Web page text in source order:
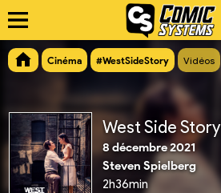
Cinéma #WestSideStory Vidéos
West Side Story
8 décembre 2021
Steven Spielberg
2h36min